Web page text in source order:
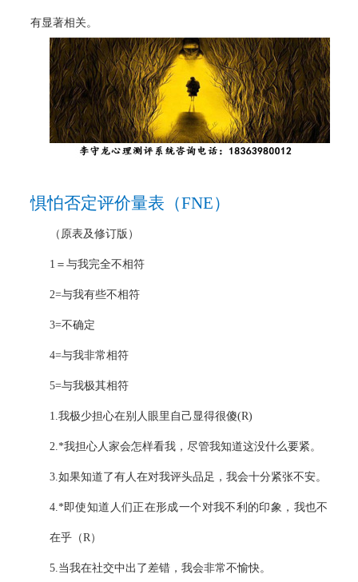
有显著相关。
惧怕否定评价量表（FNE）
（原表及修订版）
1 ＝与我完全不相符
2=与我有些不相符
3=不确定
4=与我非常相符
5=与我极其相符
1.我极少担心在别人眼里自己显得很傻(R)
2.*我担心人家会怎样看我，尽管我知道这没什么要紧。
3.如果知道了有人在对我评头品足，我会十分紧张不安。
4.*即使知道人们正在形成一个对我不利的印象，我也不
在乎（R）
5.当我在社交中出了差错，我会非常不愉快。